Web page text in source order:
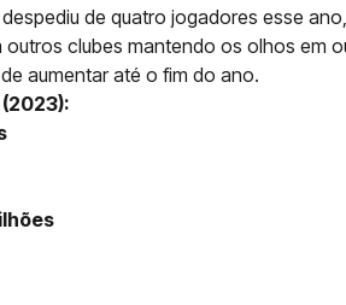
de quatro jogadores esse
clubes mantendo os olhos em
aumentar até o fim do ano.
(2023):